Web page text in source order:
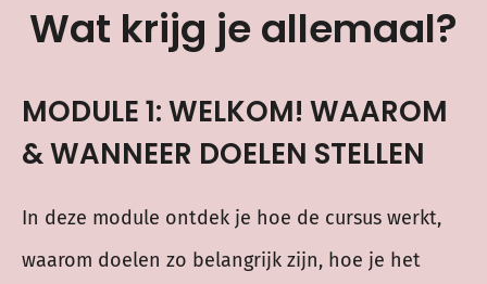
Wat krijg je allemaal?
MODULE 1: WELKOM! WAAROM
& WANNEER DOELEN STELLEN
In deze module ontdek je hoe de cursus werkt,
waarom doelen zo belangrijk zijn, hoe je het